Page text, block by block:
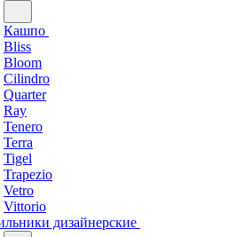
Кашпо
Bliss
Bloom
Cilindro
Quarter
Ray
Tenero
Terra
Tigel
Trapezio
Vetro
Vittorio
дизайнерские